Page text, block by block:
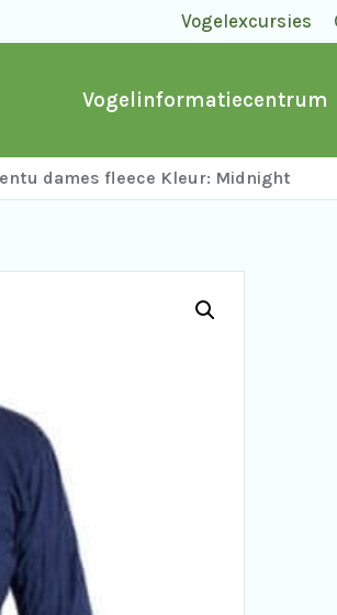
Vogelexcursies
Vogelinformatiecentrum
dames fleece Kleur: Midnight